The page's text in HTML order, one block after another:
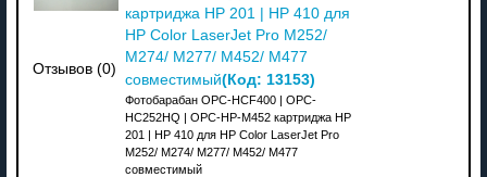
Отзывов (0)
картриджа HP 201 | HP 410 для
HP Color LaserJet Pro M252/
M274/ M277/ M452/ M477
совместимый(Код: 13153)
Фотобарабан OPC-HCF400 | OPC-
HC252HQ | OPC-HP-M452 картриджа HP
201 | HP 410 для HP Color LaserJet Pro
M252/ M274/ M277/ M452/ M477
совместимый